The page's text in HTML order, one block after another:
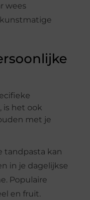
wees
het ook
met je
tandpasta kan
in je dagelijkse
Populaire
en fruit.